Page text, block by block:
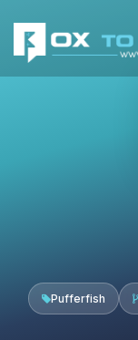
Pufferfish